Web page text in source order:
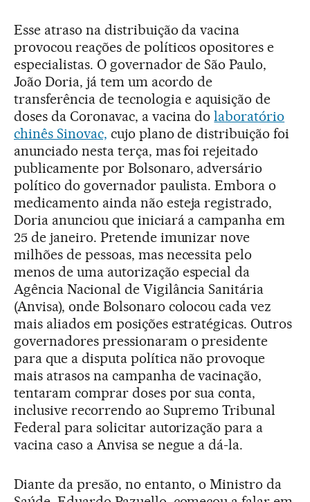
Esse atraso na distribuição da vacina
provocou reações de políticos opositores e
especialistas. O governador de São Paulo,
João Doria, já tem um acordo de
transferência de tecnologia e aquisição de
doses da Coronavac, a vacina dolaboratório
chinês Sinovac, cujo plano de distribuição foi
anunciado nesta terça, mas foi rejeitado
publicamente por Bolsonaro, adversário
político do governador paulista. Embora o
medicamento ainda não esteja registrado,
Doria anunciou que iniciará a campanha em
25 de janeiro. Pretende imunizar nove
milhões de pessoas, mas necessita pelo
menos de uma autorização especial da
Agência Nacional de Vigilância Sanitária
(Anvisa), onde Bolsonaro colocou cada vez
mais aliados em posições estratégicas. Outros
governadores pressionaram o presidente
para que a disputa política não provoque
mais atrasos na campanha de vacinação,
tentaram comprar doses por sua conta,
inclusive recorrendo ao Supremo Tribunal
Federal para solicitar autorização para a
vacina caso a Anvisa se negue a dá-la.
Diante da presão, no entanto, o Ministro da